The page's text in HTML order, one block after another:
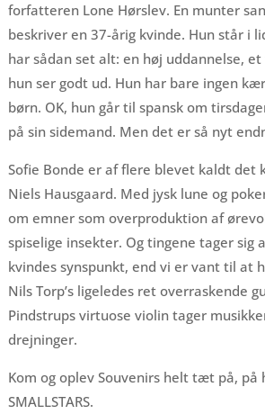
forfatteren Lone Hørslev. En munter
beskriver en 37-årig kvinde. Hun står i
har sådan set alt: en høj uddannelse,
hun ser godt ud. Hun har bare ingen
børn. OK, hun går til spansk om
på sin sidemand. Men det er så nyt
Sofie Bonde er af flere blevet kaldt det
Niels Hausgaard. Med jysk lune og
om emner som overproduktion af
spiselige insekter. Og tingene tager sig
kvindes synspunkt, end vi er vant til at
Nils Torp’s ligeledes ret overraskende
Pindstrups virtuose violin tager
drejninger.
Kom og oplev Souvenirs helt tæt på, på
SMALLSTARS.